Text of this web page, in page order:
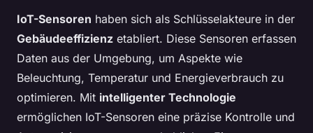
IoT-Sensoren haben sich als Schlüsselakteure in der
Gebäudeeffizienz etabliert. Diese Sensoren erfassen
Daten aus der Umgebung, um Aspekte wie
Beleuchtung, Temperatur und Energieverbrauch zu
optimieren. Mit intelligenter Technologie
ermöglichen IoT-Sensoren eine präzise Kontrolle und